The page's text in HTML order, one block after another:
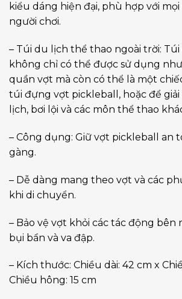
kiểu dáng hiện đại, phù hợp với
người chơi.
– Túi du lịch thể thao ngoài trời:
không chỉ có thể được sử dụng
quần vợt mà còn có thể là một
túi đựng vợt pickleball, hoặc để
lịch, bơi lội và các môn thể thao
– Công dụng: Giữ vợt pickleball an
gàng.
– Dễ dàng mang theo vợt và các
khi di chuyển.
– Bảo vệ vợt khỏi các tác động bên
bụi bẩn và va đập.
– Kích thước: Chiều dài: 42 cm x
Chiều hông: 15 cm